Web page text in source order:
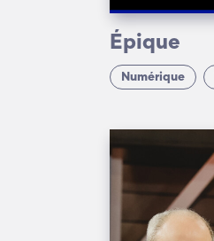
Épique
Numérique